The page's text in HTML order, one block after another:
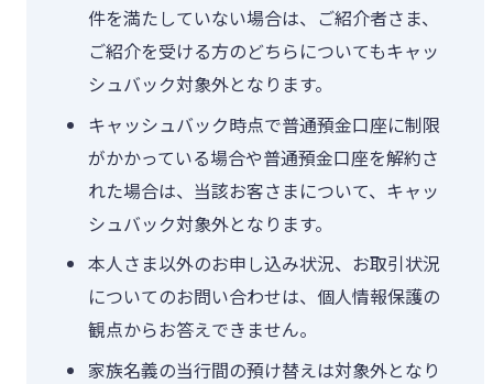
件を満たしていない場合は、ご紹介者さま、
ご紹介を受ける方のどちらについてもキャッ
シュバック対象外となります。
キャッシュバック時点で普通預金口座に制限
がかかっている場合や普通預金口座を解約さ
れた場合は、当該お客さまについて、キャッ
シュバック対象外となります。
本人さま以外のお申し込み状況、お取引状況
についてのお問い合わせは、個人情報保護の
観点からお答えできません。
家族名義の当行間の預け替えは対象外となり